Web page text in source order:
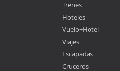
Trenes
Hoteles
Vuelo+Hotel
Viajes
Escapadas
Cruceros